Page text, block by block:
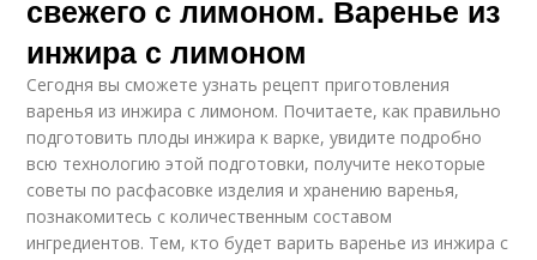
свежего с лимоном. Варенье из
инжира с лимоном
Сегодня вы сможете узнать рецепт приготовления
варенья из инжира с лимоном. Почитаете, как правильно
подготовить плоды инжира к варке, увидите подробно
всю технологию этой подготовки, получите некоторые
советы по расфасовке изделия и хранению варенья,
познакомитесь с количественным составом
ингредиентов. Тем, кто будет варить варенье из инжира с